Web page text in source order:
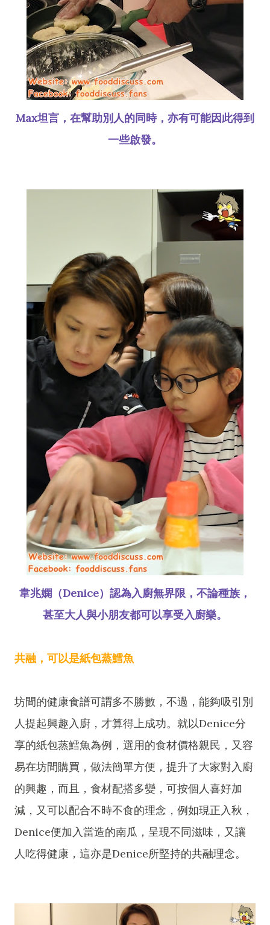
Max坦言，在幫助別人的同時，亦有可能因此得到
一些啟發。
韋兆嫻（Denice）認為入廚無界限，不論種族，
甚至大人與小朋友都可以享受入廚樂。
共融，可以是紙包蒸鱈魚
坊間的健康食譜可謂多不勝數，不過，能夠吸引別
人提起興趣入廚，才算得上成功。就以Denice分
享的紙包蒸鱈魚為例，選用的食材價格親民，又容
易在坊間購買，做法簡單方便，提升了大家對入廚
的興趣，而且，食材配搭多變，可按個人喜好加
減，又可以配合不時不食的理念，例如現正入秋，
Denice便加入當造的南瓜，呈現不同滋味，又讓
人吃得健康，這亦是Denice所堅持的共融理念。